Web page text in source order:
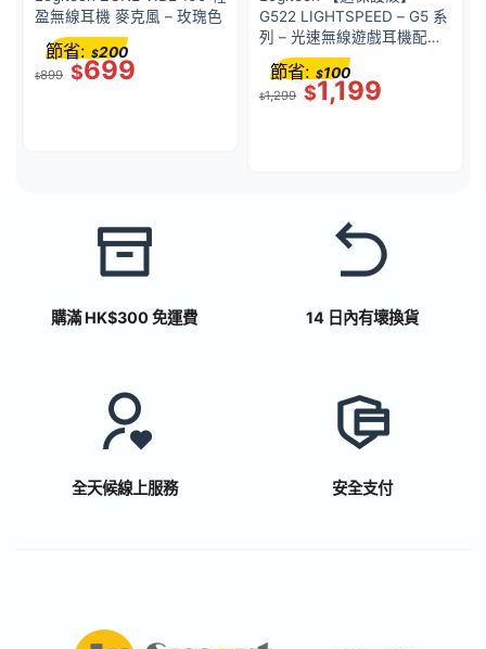
盈無線耳機 麥克風 – 玫瑰色
$899 $699
節省: $200
G522 LIGHTSPEED – G5 系
列 – 光速無線遊戲耳機配備
光同步 RGB – 黑色 – 981-
001545
$1,299 $1,199
節省: $100
購滿 HK$300 免運費 14 日內有壞換貨
全天候線上服務 安全支付